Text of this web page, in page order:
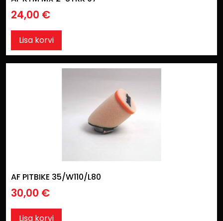
24,00 €
Lisa korvi
AF PITBIKE 35/W110/L80
30,00 €
Lisa korvi